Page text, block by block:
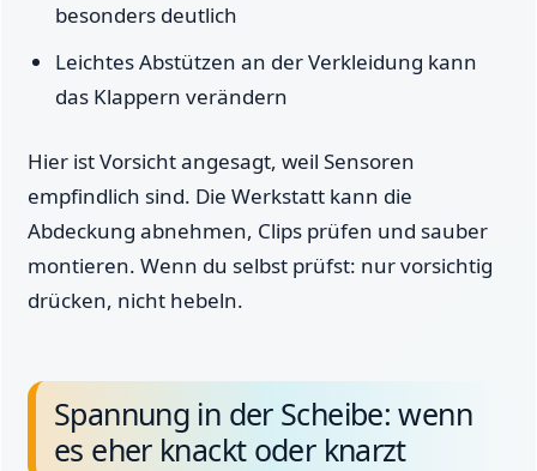
besonders deutlich
Leichtes Abstützen an der Verkleidung kann
das Klappern verändern
Hier ist Vorsicht angesagt, weil Sensoren
empfindlich sind. Die Werkstatt kann die
Abdeckung abnehmen, Clips prüfen und sauber
montieren. Wenn du selbst prüfst: nur vorsichtig
drücken, nicht hebeln.
Spannung in der Scheibe: wenn
es eher knackt oder knarzt